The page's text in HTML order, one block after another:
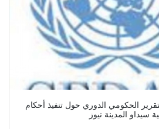
الحكومي الدوري حول تنفيذ أحكام
سيداو المدينة نيوز